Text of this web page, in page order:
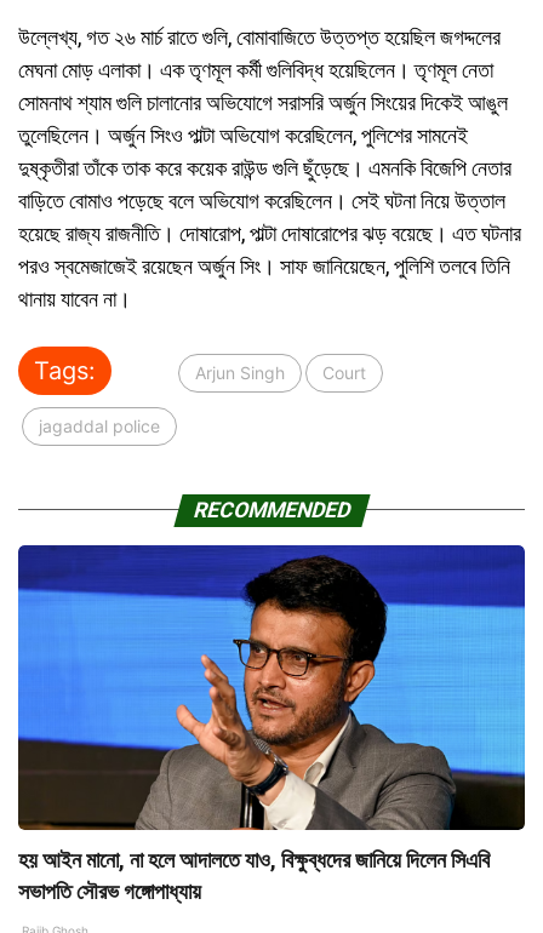
উল্লেখ্য, গত ২৬ মার্চ রাতে গুলি, বোমাবাজিতে উত্তপ্ত হয়েছিল জগদ্দলের
মেঘনা মোড় এলাকা। এক তৃণমূল কর্মী গুলিবিদ্ধ হয়েছিলেন। তৃণমূল নেতা
সোমনাথ শ্যাম গুলি চালানোর অভিযোগে সরাসরি অর্জুন সিংয়ের দিকেই আঙুল
তুলেছিলেন। অর্জুন সিংও পাল্টা অভিযোগ করেছিলেন, পুলিশের সামনেই
দুষ্কৃতীরা তাঁকে তাক করে কয়েক রাউন্ড গুলি ছুঁড়েছে। এমনকি বিজেপি নেতার
বাড়িতে বোমাও পড়েছে বলে অভিযোগ করেছিলেন। সেই ঘটনা নিয়ে উত্তাল
হয়েছে রাজ্য রাজনীতি। দোষারোপ, পাল্টা দোষারোপের ঝড় বয়েছে। এত ঘটনার
পরও স্বমেজাজেই রয়েছেন অৰ্জুন সিং। সাফ জানিয়েছেন, পুলিশি তলবে তিনি
থানায় যাবেন না।
Tags: Arjun Singh Court
jagaddal police
RECOMMENDED
হয় আইন মানো, না হলে আদালতে যাও, বিক্ষুব্ধদের জানিয়ে দিলেন সিএবি
সভাপতি সৌরভ গঙ্গোপাধ্যায়